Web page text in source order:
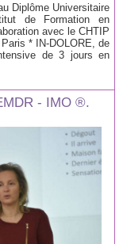
Diplôme Universitaire
de Formation en
avec le CHTIP
* IN-DOLORE, de
de 3 jours en
- IMO ®.